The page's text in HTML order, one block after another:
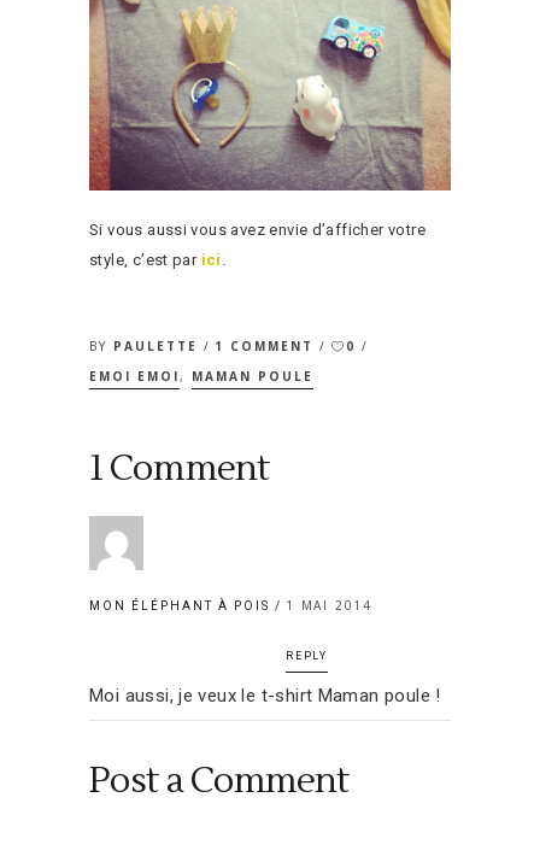
Si vous aussi vous avez envie d’afficher votre
style, c’est par ici
BY PAULETTE 1 COMMENT
0
EMOI EMOI, MAMAN POULE
1 Comment
MON ÉLÉPHANT À POIS 1 MAI 2014
REPLY
Moi aussi, je veux le t-shirt Maman poule !
Post a Comment